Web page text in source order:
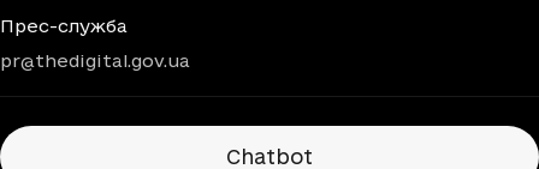
Прес-служба
pr@thedigital.gov.ua
Chatbots
Chatbot